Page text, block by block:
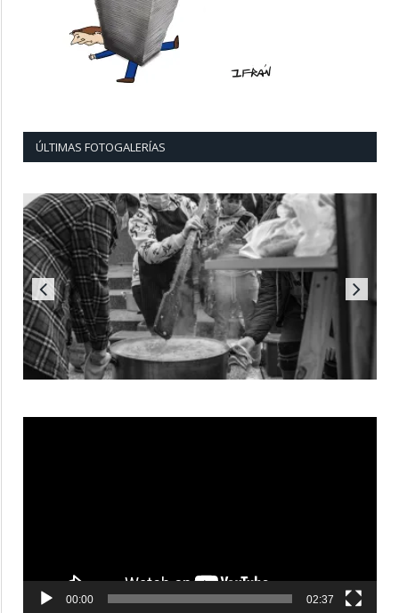
ÚLTIMAS FOTOGALERÍAS
00:00 02:37